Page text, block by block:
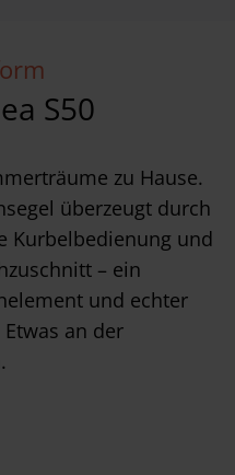
S50
zu Hause.
überzeugt durch
Kurbelbedienung und
– ein
und echter
an der